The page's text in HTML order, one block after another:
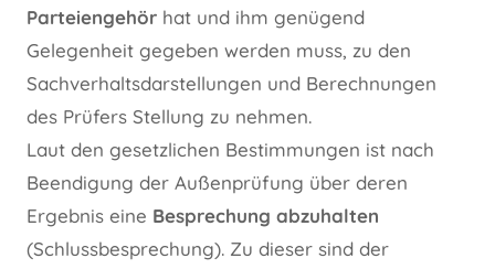
Parteiengehör hat und ihm genügend
Gelegenheit gegeben werden muss, zu den
Sachverhaltsdarstellungen und Berechnungen
des Prüfers Stellung zu nehmen.
Laut den gesetzlichen Bestimmungen ist nach
Beendigung der Außenprüfung über deren
Ergebnis eine Besprechung abzuhalten
(Schlussbesprechung). Zu dieser sind der